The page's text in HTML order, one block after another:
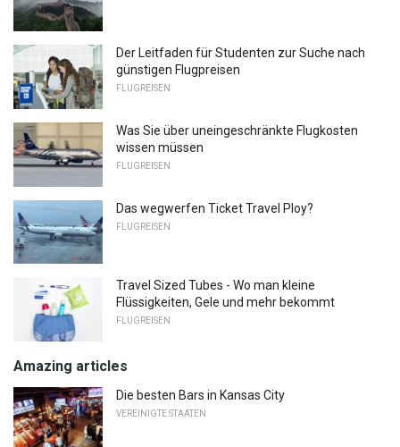
Der Leitfaden für Studenten zur Suche nach
günstigen Flugpreisen
FLUGREISEN
Was Sie über uneingeschränkte Flugkosten
wissen müssen
FLUGREISEN
Das wegwerfen Ticket Travel Ploy?
FLUGREISEN
Travel Sized Tubes - Wo man kleine
Flüssigkeiten, Gele und mehr bekommt
FLUGREISEN
Amazing articles
Die besten Bars in Kansas City
VEREINIGTE STAATEN